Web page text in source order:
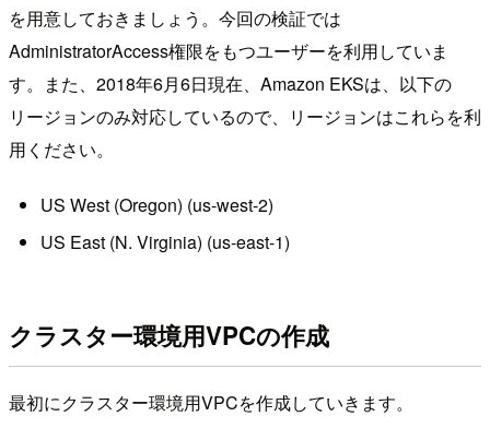
を用意しておきましょう。今回の検証では
AdministratorAccess権限をもつユーザーを利用していま
す。また、2018年6月6日現在、Amazon EKSは、以下の
リージョンのみ対応しているので、リージョンはこれらを利
用ください。
US West (Oregon) (us-west-2)
US East (N. Virginia) (us-east-1)
クラスター環境用VPCの作成
最初にクラスター環境用VPCを作成していきます。